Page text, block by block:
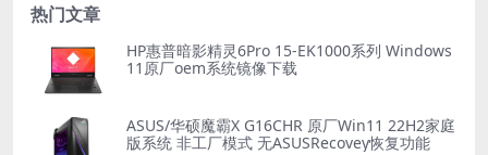
热门文章
HP惠普暗影精灵6Pro 15-EK1000系列 Windows
11原厂oem系统镜像下载
ASUS/华硕魔霸X G16CHR 原厂Win11 22H2家庭
版系统 非工厂模式 无ASUSRecovey恢复功能